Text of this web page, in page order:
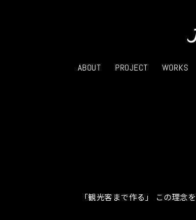
ABOUT PROJECT WORKS
「観光客まで作る」 この理念